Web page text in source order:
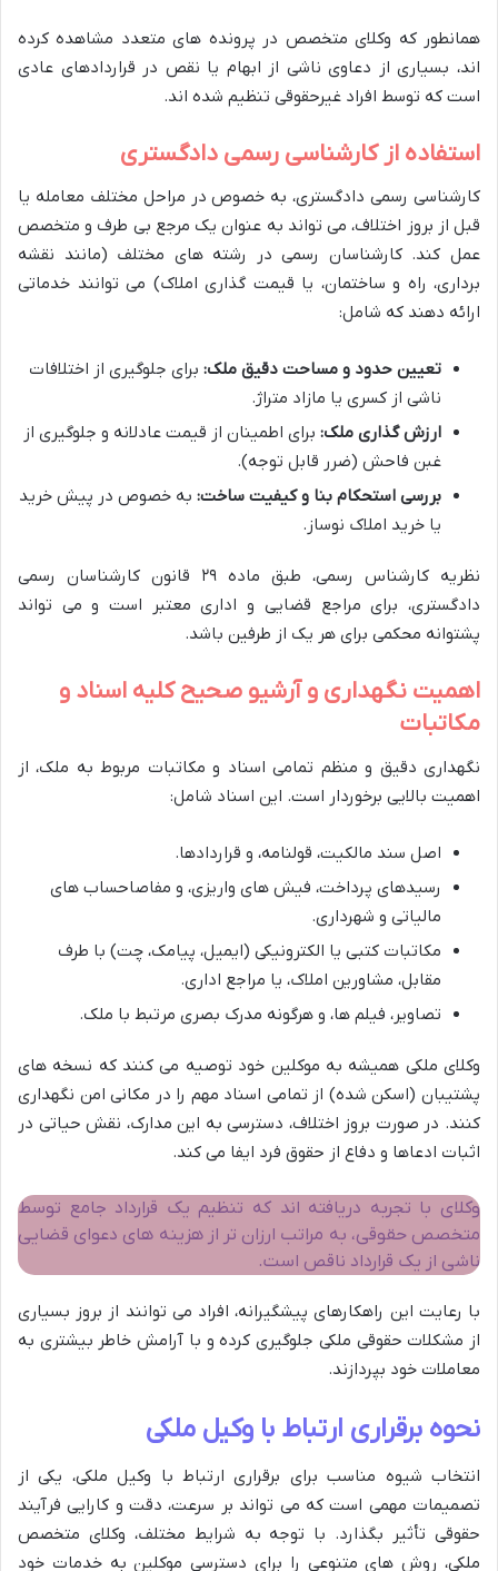
همانطور که وکلای متخصص در پرونده های متعدد مشاهده کرده
اند، بسیاری از دعاوی ناشی از ابهام یا نقص در قراردادهای عادی
است که توسط افراد غیرحقوقی تنظیم شده اند.
استفاده از کارشناسی رسمی دادگستری
کارشناسی رسمی دادگستری، به خصوص در مراحل مختلف معامله یا
قبل از بروز اختلاف، می تواند به عنوان یک مرجع بی طرف و متخصص
عمل کند. کارشناسان رسمی در رشته های مختلف (مانند نقشه
برداری، راه و ساختمان، یا قیمت گذاری املاک) می توانند خدماتی
ارائه دهند که شامل:
تعیین حدود و مساحت دقیق ملک: برای جلوگیری از اختلافات
ناشی از کسری یا مازاد متراژ.
ارزش گذاری ملک: برای اطمینان از قیمت عادلانه و جلوگیری از
غبن فاحش (ضرر قابل توجه).
بررسی استحکام بنا و کیفیت ساخت: به خصوص در پیش خرید
یا خرید املاک نوساز.
نظریه کارشناس رسمی، طبق ماده ۲۹ قانون کارشناسان رسمی
دادگستری، برای مراجع قضایی و اداری معتبر است و می تواند
پشتوانه محکمی برای هر یک از طرفین باشد.
اهمیت نگهداری و آرشیو صحیح کلیه اسناد و
مکاتبات
نگهداری دقیق و منظم تمامی اسناد و مکاتبات مربوط به ملک، از
اهمیت بالایی برخوردار است. این اسناد شامل:
اصل سند مالکیت، قولنامه، و قراردادها.
رسیدهای پرداخت، فیش های واریزی، و مفاصاحساب های
مالیاتی و شهرداری.
مکاتبات کتبی یا الکترونیکی (ایمیل، پیامک، چت) با طرف
مقابل، مشاورین املاک، یا مراجع اداری.
تصاویر، فیلم ها، و هرگونه مدرک بصری مرتبط با ملک.
وکلای ملکی همیشه به موکلین خود توصیه می کنند که نسخه های
پشتیبان (اسکن شده) از تمامی اسناد مهم را در مکانی امن نگهداری
کنند. در صورت بروز اختلاف، دسترسی به این مدارک، نقش حیاتی در
اثبات ادعاها و دفاع از حقوق فرد ایفا می کند.
وکلای با تجربه دریافته اند که تنظیم یک قرارداد جامع توسط
متخصص حقوقی، به مراتب ارزان تر از هزینه های دعوای قضایی
ناشی از یک قرارداد ناقص است.
با رعایت این راهکارهای پیشگیرانه، افراد می توانند از بروز بسیاری
از مشکلات حقوقی ملکی جلوگیری کرده و با آرامش خاطر بیشتری به
معاملات خود بپردازند.
نحوه برقراری ارتباط با وکیل ملکی
انتخاب شیوه مناسب برای برقراری ارتباط با وکیل ملکی، یکی از
تصمیمات مهمی است که می تواند بر سرعت، دقت و کارایی فرآیند
حقوقی تأثیر بگذارد. با توجه به شرایط مختلف، وکلای متخصص
ملکی، روش های متنوعی را برای دسترسی موکلین به خدمات خود